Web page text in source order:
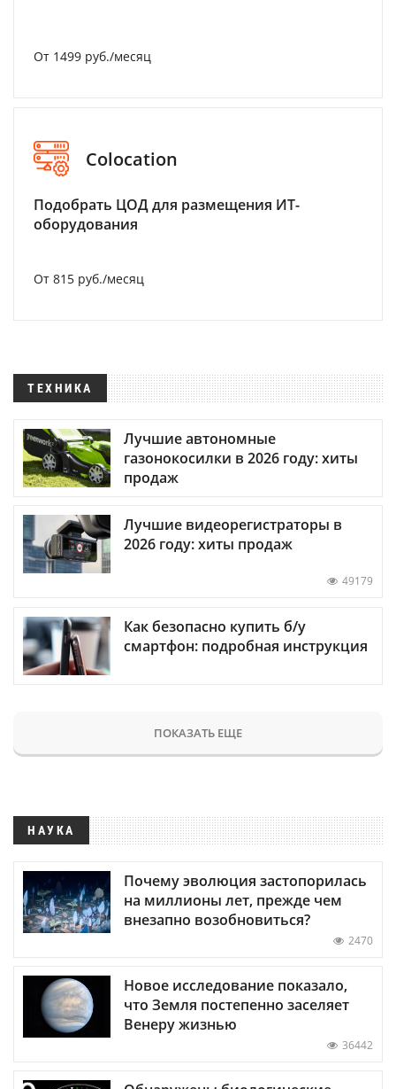
От 1499 руб./месяц
Colocation
Подобрать ЦОД для размещения ИТ-
оборудования
От 815 руб./месяц
ТЕХНИКА
Лучшие автономные
газонокосилки в 2026 году: хиты
продаж
Лучшие видеорегистраторы в
2026 году: хиты продаж
49179
Как безопасно купить б/у
смартфон: подробная инструкция
ПОКАЗАТЬ ЕЩЕ
НАУКА
Почему эволюция застопорилась
на миллионы лет, прежде чем
внезапно возобновиться?
2470
Новое исследование показало,
что Земля постепенно заселяет
Венеру жизнью
36442